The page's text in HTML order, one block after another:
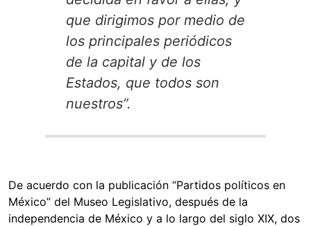
que dirigimos por medio de
los principales periódicos
de la capital y de los
Estados, que todos son
nuestros”.
De acuerdo con la publicación “Partidos políticos en
México” del Museo Legislativo, después de la
independencia de México y a lo largo del siglo XIX, dos